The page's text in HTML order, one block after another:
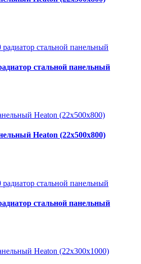
стальной панельный
Heaton (22х500х800)
стальной панельный